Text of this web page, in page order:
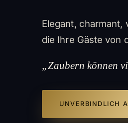
Elegant, charmant,
die Ihre Gäste von
„Zaubern können
UNVERBINDLICH